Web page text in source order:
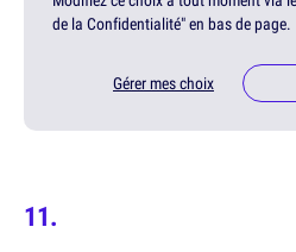
de la Confidentialité" en bas de page.
Gérer mes choix